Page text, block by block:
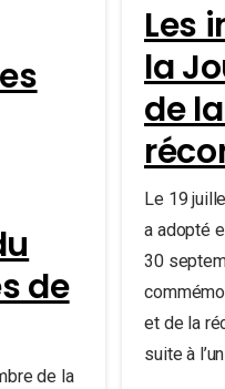
Les
la
de
Le 19
a adopté
30
et de la
suite à
de
de la